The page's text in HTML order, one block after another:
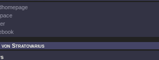
von Stratovarius